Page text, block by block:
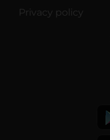
Privacy policy